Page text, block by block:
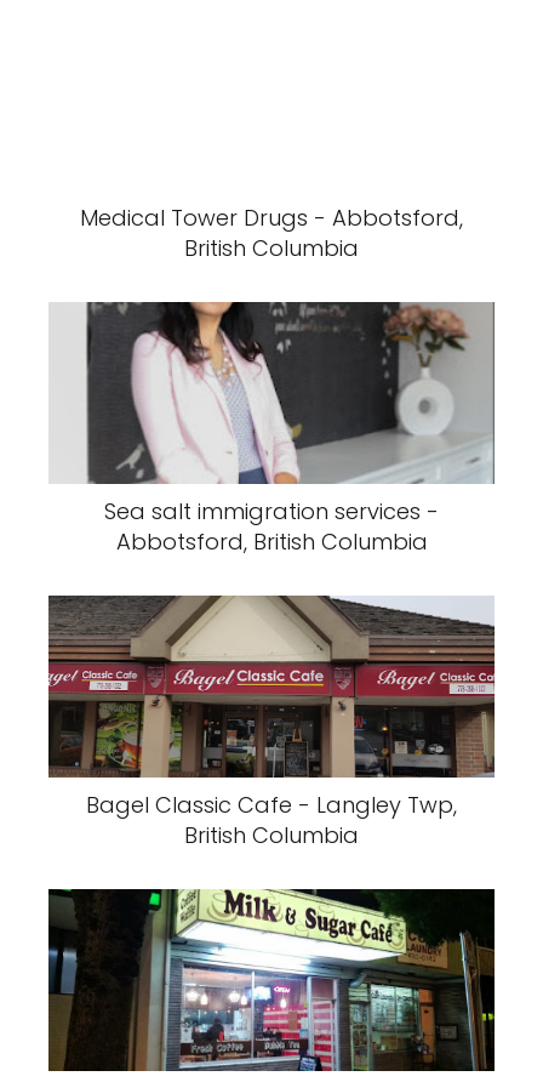
Medical Tower Drugs - Abbotsford,
British Columbia
Sea salt immigration services -
Abbotsford, British Columbia
Bagel Classic Cafe - Langley Twp,
British Columbia